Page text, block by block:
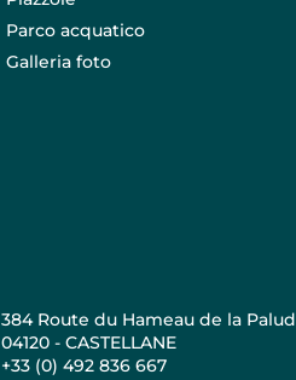
Parco acquatico
Galleria foto
384 Route du Hameau de la Palud
04120 - CASTELLANE
+33 (0) 492 836 667